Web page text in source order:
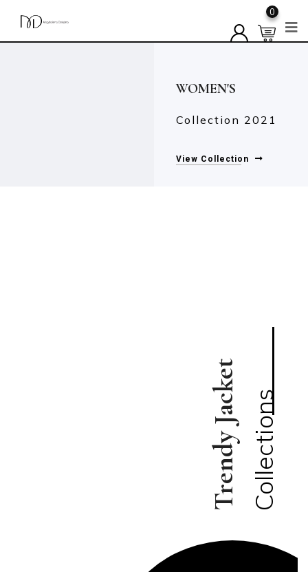
0
Collection 2021
WOMEN'S
Collection 2021
View Collection
WOMEN'S
Collection 2021
View Collection
WOMEN'S
Collection 2021
View Collection
Trendy JacketCollections